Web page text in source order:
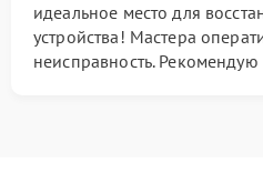
идеальное место для
устройства! Мастера
неисправность. Рекомендую